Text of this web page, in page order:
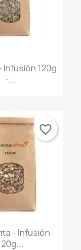
rápida
Infusión 120g
-...
rápida
- Infusión
favorite_border